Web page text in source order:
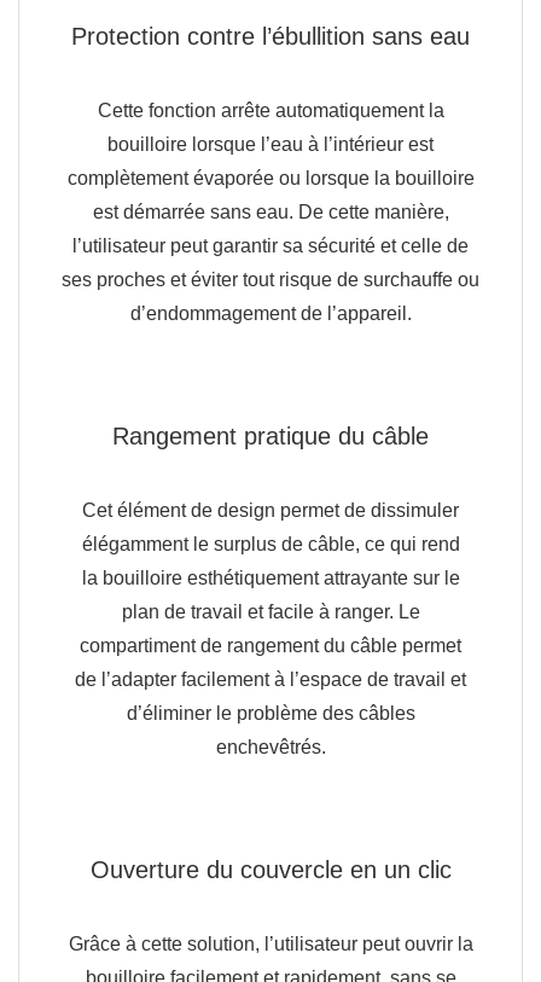
Protection contre l’ébullition sans eau
Cette fonction arrête automatiquement la
bouilloire lorsque l’eau à l’intérieur est
complètement évaporée ou lorsque la bouilloire
est démarrée sans eau. De cette manière,
l’utilisateur peut garantir sa sécurité et celle de
ses proches et éviter tout risque de surchauffe ou
d’endommagement de l’appareil.
Rangement pratique du câble
Cet élément de design permet de dissimuler
élégamment le surplus de câble, ce qui rend
la bouilloire esthétiquement attrayante sur le
plan de travail et facile à ranger. Le
compartiment de rangement du câble permet
de l’adapter facilement à l’espace de travail et
d’éliminer le problème des câbles
enchevêtrés.
Ouverture du couvercle en un clic
Grâce à cette solution, l’utilisateur peut ouvrir la